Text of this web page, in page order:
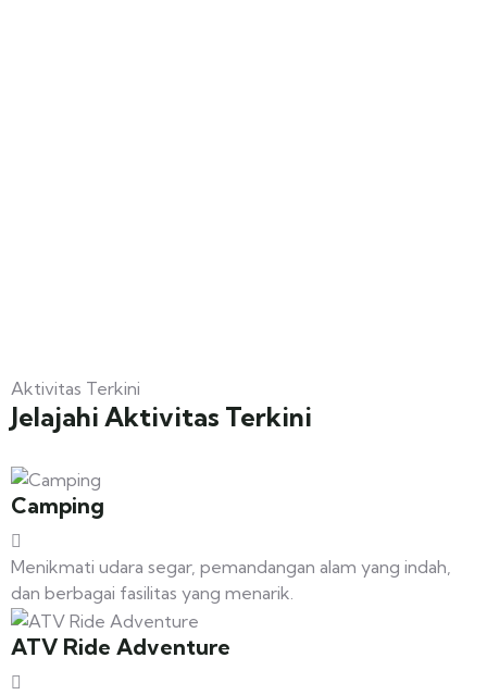
Aktivitas Terkini
Jelajahi Aktivitas Terkini
Camping
Menikmati udara segar, pemandangan alam yang indah,
dan berbagai fasilitas yang menarik.
ATV Ride Adventure